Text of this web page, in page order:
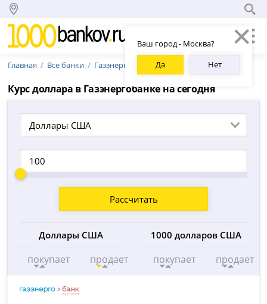
Ваш город - Москва?
Да
Нет
Главная Все банки Газэнергобанк
Курс доллара в Газэнергобанке на сегодня
Доллары США
Рассчитать
Доллары США
покупает продает
1000 долларов США
покупает продает